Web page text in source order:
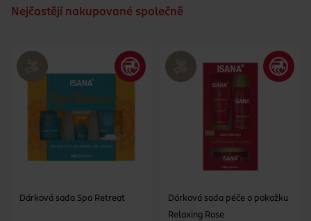
Nejčastějí nakupované společně
Dárková sada Spa Retreat
Dárková sada péče o pokožku
Relaxing Rose